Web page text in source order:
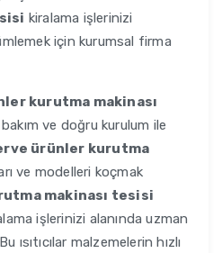
kiralama işlerinizi
için kurumsal firma
kurutma makinası
ve doğru kurulum ile
ürünler kurutma
ve modelleri koçmak
makinası tesisi
işlerinizi alanında uzman
ısıtıcılar malzemelerin hızlı